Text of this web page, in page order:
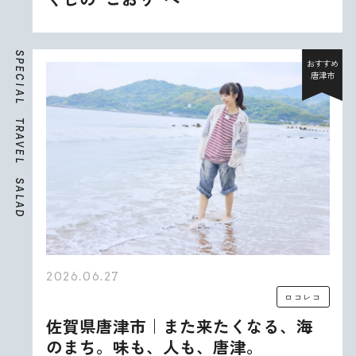
S
P
E
C
I
A
L
T
R
A
V
E
L
S
A
L
A
D
おすすめ
唐津市
2026.06.27
ロコレコ
佐賀県唐津市｜また来たくなる、海
のまち。味も、人も、唐津。